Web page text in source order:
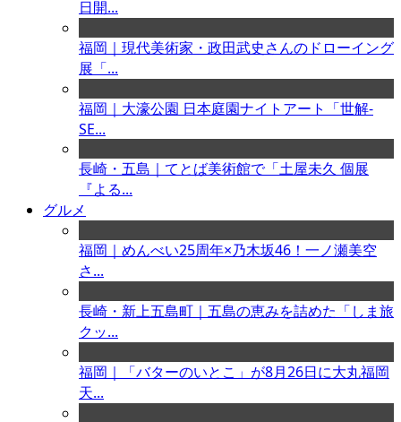
日開...
福岡｜現代美術家・政田武史さんのドローイング
展「...
福岡｜大濠公園 日本庭園ナイトアート「世解-
SE...
長崎・五島｜てとば美術館で「土屋未久 個展
『よる...
グルメ
福岡｜めんべい25周年×乃木坂46！一ノ瀬美空
さ...
長崎・新上五島町｜五島の恵みを詰めた「しま旅
クッ...
福岡｜「バターのいとこ」が8月26日に大丸福岡
天...